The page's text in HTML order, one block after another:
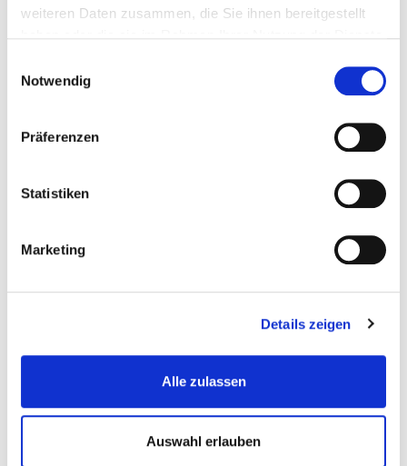
weiteren Daten zusammen, die Sie ihnen bereitgestellt
Notwendig
Präferenzen
Statistiken
Marketing
Details zeigen
Alle zulassen
Auswahl erlauben